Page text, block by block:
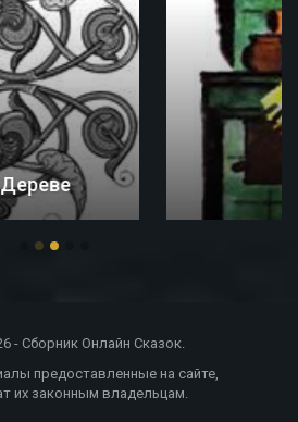
БРАТЬЕВ ГРИММ
Уголь И Боб
- Сборник Онлайн Сказок.
предоставленные на сайте,
их законным владельцам.